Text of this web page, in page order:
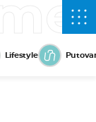
Lifestyle